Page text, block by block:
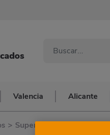
Valencia Alicante
> Supermercados en Valencia